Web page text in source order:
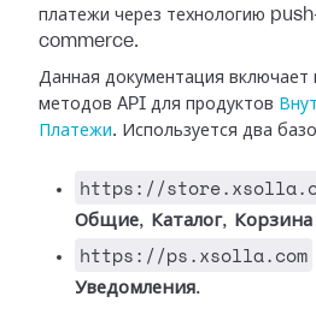
платежи через технологию
commerce.
Данная документация включает
методов API для продуктов
Платежи. Используется два
https://
Общие, Каталог, Корзина
https://ps.xsolla.com
Уведомления.